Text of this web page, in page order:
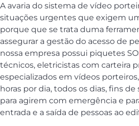
A avaria do sistema de vídeo
situações urgentes que exigem
porque que se trata duma
assegurar a gestão do acesso de
nossa empresa possui piquetes
técnicos, eletricistas com carteira
especializados em vídeos
horas por dia, todos os dias, fins
para agirem com emergência e
entrada e a saída de pessoas ao